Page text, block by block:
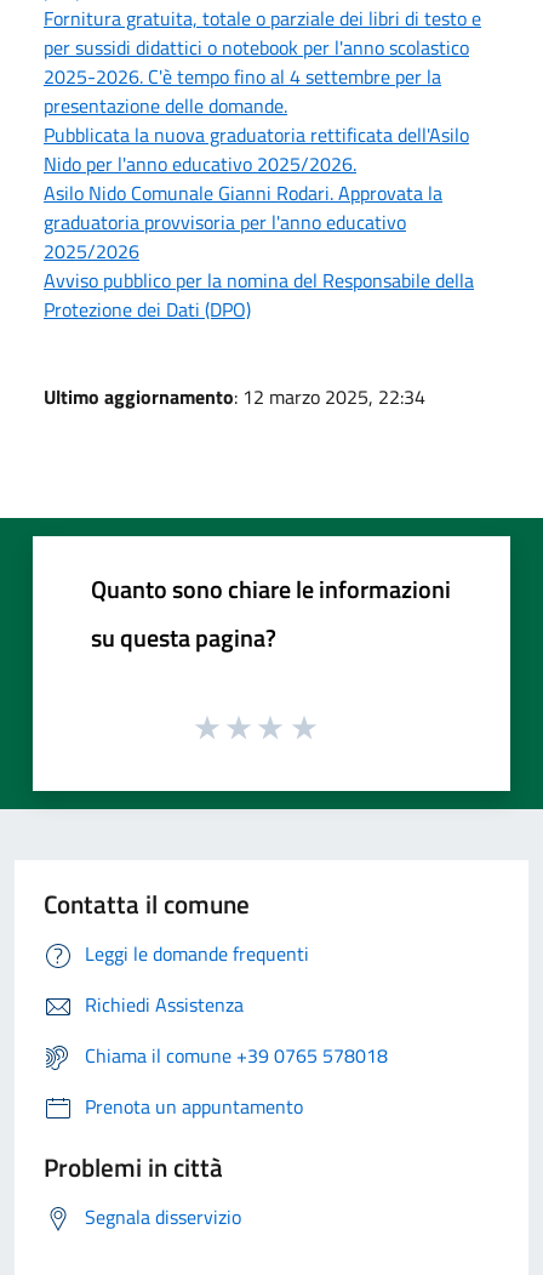
Fornitura gratuita, totale o parziale dei libri di testo e
per sussidi didattici o notebook per l'anno scolastico
2025-2026. C'è tempo fino al 4 settembre per la
presentazione delle domande.
Pubblicata la nuova graduatoria rettificata dell'Asilo
Nido per l'anno educativo 2025/2026.
Asilo Nido Comunale Gianni Rodari. Approvata la
graduatoria provvisoria per l'anno educativo
2025/2026
Avviso pubblico per la nomina del Responsabile della
Protezione dei Dati (DPO)
Ultimo aggiornamento: 12 marzo 2025, 22:34
Quanto sono chiare le informazioni
su questa pagina?
Contatta il comune
Leggi le domande frequenti
Richiedi Assistenza
Chiama il comune +39 0765 578018
Prenota un appuntamento
Problemi in città
Segnala disservizio